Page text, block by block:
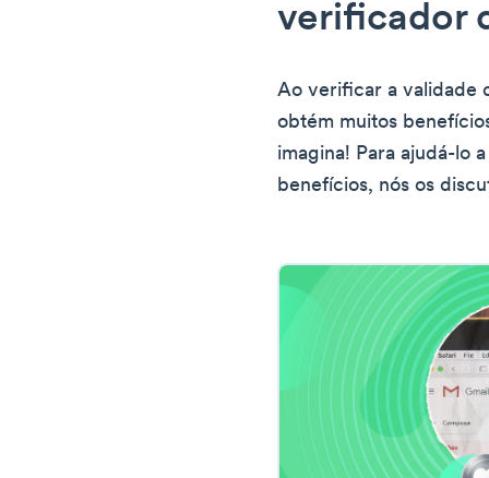
verificador
Ao verificar a validade
obtém muitos
imagina! Para ajudá-lo
benefícios, nós os